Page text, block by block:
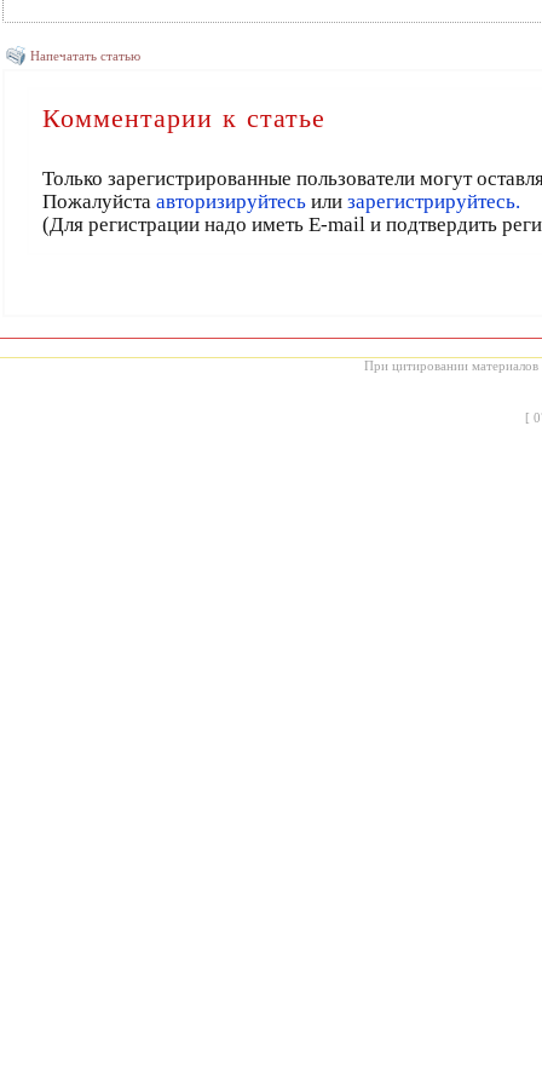
Напечатать статью
Комментарии к статье
Только зарегистрированные пользователи могут
Пожалуйста авторизируйтесьили зарегистрируйтесь.
(Для регистрации надо иметь E-mail и подтвердить
При цитировании материалов
[